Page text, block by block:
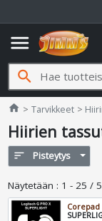
menu
search
home Jimms.fi
Tarvikkeet
Hiirien
sort Pisteytys
Näytetään : 1 - 25 /
Corepad